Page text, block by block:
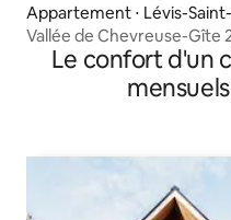
Appartement ⋅ Lévis-
Vallée de Chevreuse-Gîte
Le confort d'un